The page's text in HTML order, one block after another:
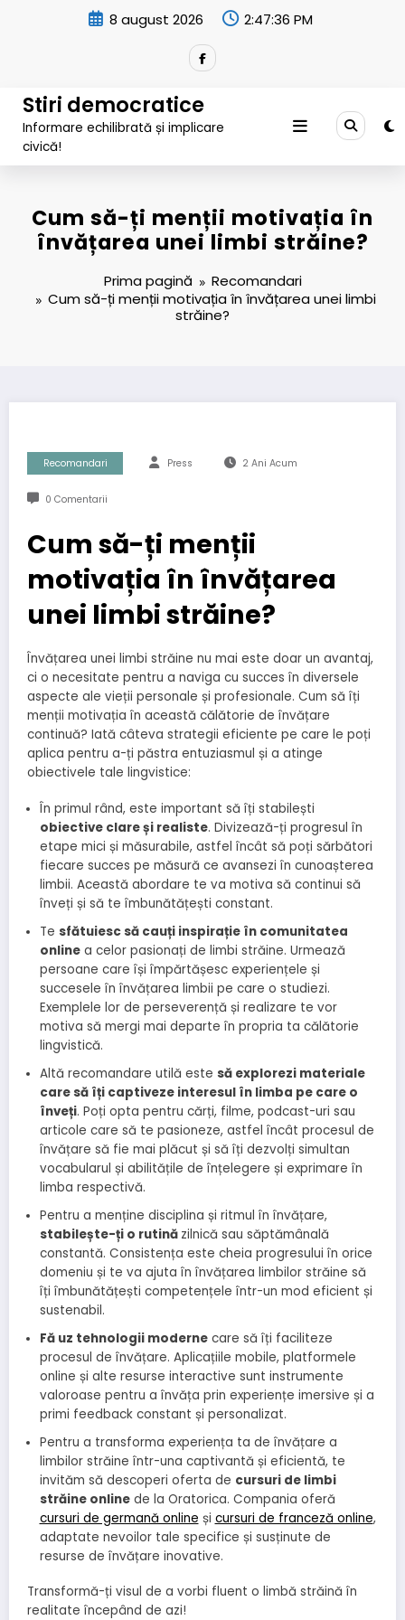
8 august 2026 2:47:37 PM
Stiri democratice
Informare echilibrată și implicare
civică!
Cum să-ți menții motivația în
învățarea unei limbi străine?
Prima pagină
Recomandari
Cum să-ți menții motivația în învățarea unei limbi
străine?
Recomandari Press 2 Ani Acum
0 Comentarii
Cum să-ți menții
motivația în învățarea
unei limbi străine?
Învățarea unei limbi străine nu mai este doar un avantaj,
ci o necesitate pentru a naviga cu succes în diversele
aspecte ale vieții personale și profesionale. Cum să îți
menții motivația în această călătorie de învățare
continuă? Iată câteva strategii eficiente pe care le poți
aplica pentru a-ți păstra entuziasmul și a atinge
obiectivele tale lingvistice:
În primul rând, este important să îți stabilești
obiective clare și realiste. Divizează-ți progresul în
etape mici și măsurabile, astfel încât să poți sărbători
fiecare succes pe măsură ce avansezi în cunoașterea
limbii. Această abordare te va motiva să continui să
înveți și să te îmbunătățești constant.
Te sfătuiesc să cauți inspirație în comunitatea
onlinea celor pasionați de limbi străine. Urmează
persoane care își împărtășesc experiențele și
succesele în învățarea limbii pe care o studiezi.
Exemplele lor de perseverență și realizare te vor
motiva să mergi mai departe în propria ta călătorie
lingvistică.
Altă recomandare utilă este să explorezi materiale
care să îți captiveze interesul în limba pe care o
înveți. Poți opta pentru cărți, filme, podcast-uri sau
articole care să te pasioneze, astfel încât procesul de
învățare să fie mai plăcut și să îți dezvolți simultan
vocabularul și abilitățile de înțelegere și exprimare în
limba respectivă.
Pentru a menține disciplina și ritmul în învățare,
stabilește-ți o rutină zilnică sau săptămânală
constantă. Consistența este cheia progresului în orice
domeniu și te va ajuta în învățarea limbilor străine să
îți îmbunătățești competențele într-un mod eficient și
sustenabil.
Fă uz tehnologii modernecare să îți faciliteze
procesul de învățare. Aplicațiile mobile, platformele
online și alte resurse interactive sunt instrumente
valoroase pentru a învăța prin experiențe imersive și a
primi feedback constant și personalizat.
Pentru a transforma experiența ta de învățare a
limbilor străine într-una captivantă și eficientă, te
invităm să descoperi oferta de cursuri de limbi
străine onlinede la Oratorica. Compania oferă
cursuri de germană online și cursuri de franceză online,
adaptate nevoilor tale specifice și susținute de
resurse de învățare inovative.
Transformă-ți visul de a vorbi fluent o limbă străină în
realitate începând de azi!